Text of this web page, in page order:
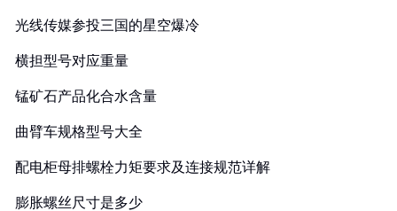
光线传媒参投三国的星空爆冷
横担型号对应重量
锰矿石产品化合水含量
曲臂车规格型号大全
配电柜母排螺栓力矩要求及连接规范详解
膨胀螺丝尺寸是多少